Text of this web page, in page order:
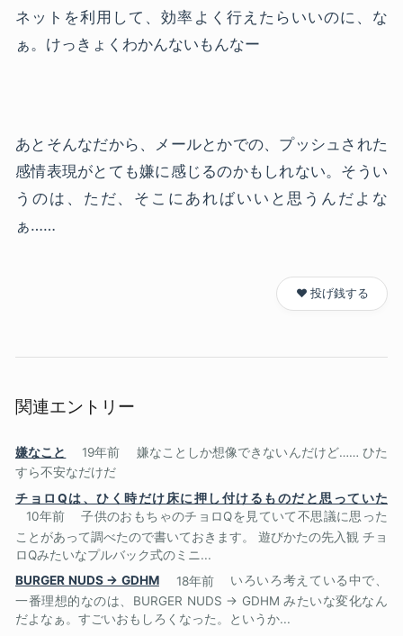
ネットを利用して、効率よく行えたらいいのに、な
ぁ。けっきょくわかんないもんなー
あとそんなだから、メールとかでの、プッシュされた
感情表現がとても嫌に感じるのかもしれない。そうい
うのは、ただ、そこにあればいいと思うんだよな
ぁ……
❤️ 投げ銭する
関連エントリー
嫌なこと 19年前
嫌なことしか想像できないんだけど…… ひた
すら不安なだけだ
チョロQは、ひく時だけ床に押し付けるものだと思っていた
10年前
子供のおもちゃのチョロQを見ていて不思議に思った
ことがあって調べたので書いておきます。 遊びかたの先入観 チョ
ロQみたいなプルバック式のミニ...
BURGER NUDS -> GDHM
18年前
いろいろ考えている中で、
一番理想的なのは、BURGER NUDS -> GDHM みたいな変化なん
だよなぁ。すごいおもしろくなった。というか...